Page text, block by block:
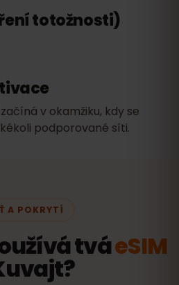
totožnosti)
v okamžiku, kdy se
podporované síti.
A POKRYTÍ
tváeSIM